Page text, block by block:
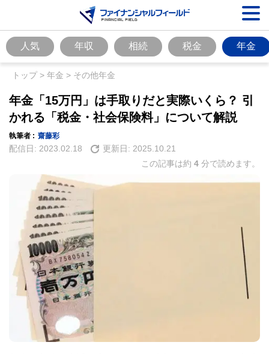
人気 年収 相続 税金 年金
トップ> 年金 > その他年金
年金「15万円」は手取りだと実際いくら？ 引
かれる「税金・社会保険料」について解説
執筆者 : 齋藤彩
配信日: 2023.02.18 更新日: 2025.10.21
この記事は約 4 分で読めます。